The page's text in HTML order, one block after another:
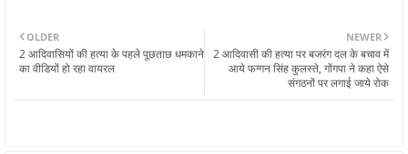
NEWER
2 आदिवासी की हत्या पर बजरंग दल के बचाव में
आये फग्गन सिंह कुलस्ते, गोंगपा ने कहा ऐसे
संगठनों पर लगाई जाये रोक
OLDER
2 आदिवासियों की हत्या के पहले पूछताछ धमकाने
का वीडियों हो रहा वायरल